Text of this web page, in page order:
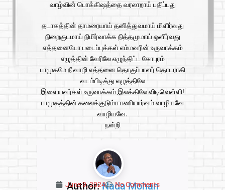
வாழ்வின் பொக்கிஷத்தை வரலாறாய் பதிப்பது
தடாகத்தின் தாமரையாய் தனித்துவமாய் மிளிர்வது
நிறைகுடமாய் நிமிர்வாக்க நித்தமுமாய் ஒளிர்வது
எத்தனையோ படைப்புக்கள் எம்மவரின் உருவாக்கம்
எழுத்தின் வேரிலே எழுந்திட்ட கோபுரம்
பாமுகமே நீ வாழி எத்தனை தொகுப்பாளர் தொடராகி
வடம்பிடித்து எழுத்திலே
இளையவர்கள் உருவாக்கம் இலக்கிலே விடிவெள்ளி!
பாமுகத்தின் கலைக்குடும்ப பணியார்வம் வாழியவே
வாழியவே.
நன்றி
Author:Nada Mohan
June 9, 2024 No Comments